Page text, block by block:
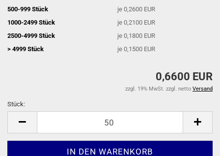
500-999 Stück
je 0,2600 EUR
1000-2499 Stück
je 0,2100 EUR
2500-4999 Stück
je 0,1800 EUR
> 4999 Stück
je 0,1500 EUR
0,6600 EUR
zzgl. 19% MwSt. zzgl. netto Versand
Stück: